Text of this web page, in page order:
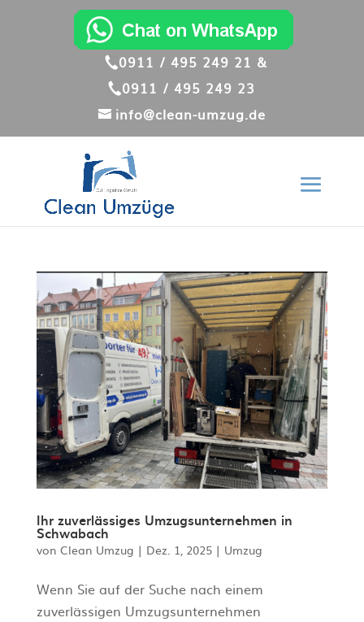
0911 / 495 249 21 &
0911 / 495 249 23
info@clean-umzug.de
Ihr zuverlässiges Umzugsunternehmen in
Schwabach
von Clean Umzug | Dez. 1, 2025| Umzug
Wenn Sie auf der Suche nach einem
zuverlässigen Umzugsunternehmen